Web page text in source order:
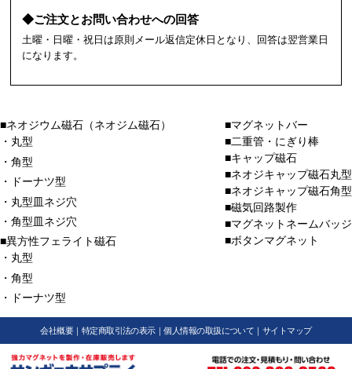
◆ご注文とお問い合わせへの回答
土曜・日曜・祝日は原則メール返信定休日となり、回答は翌営業日
になります。
■ネオジウム磁石（ネオジム磁石）
・丸型
・角型
・ドーナツ型
・丸型皿ネジ穴
・角型皿ネジ穴
■異方性フェライト磁石
・丸型
・角型
・ドーナツ型
■マグネットバー
■二重管・にぎり棒
■キャップ磁石
■ネオジキャップ磁石丸型
■ネオジキャップ磁石角型
■磁気回路製作
■マグネットネームバッジ
■ボタンマグネット
会社概要｜ 特定商取引法の表示｜個人情報の取扱について ｜ サイトマップ